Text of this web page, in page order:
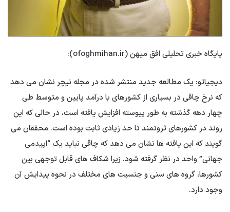
پایگاه خبری تحلیلی افق میهن (ofoghmihan.ir):
دیجیاتو: یک مطالعه جدید منتشر شده در مجله نیچر نشان می دهد
که نرخ چاقی در بسیاری از کشورهای با درآمد پایین و متوسط ​​طی
چهار دهه گذشته به طور پیوسته افزایش یافته است، در حالی که این
روند در کشورهای ثروتمند تا حد زیادی ثابت بوده است. محققان می
گویند که این یافته ها نشان می دهد که چاقی نباید یک “اپیدمی
جهانی” واحد در نظر گرفته شود. زیرا شکاف های قابل توجهی بین
کشورها، گروه های سنی و جنسیت های مختلف در نحوه پیدایش آن
وجود دارد.